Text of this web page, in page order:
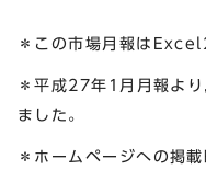
＊この市場月報は
＊平成27年1月月報よ
ました。
＊ホームページへの掲